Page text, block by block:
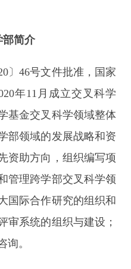
部简介
46号文件批准，国家
年11月成立交叉科学
基金交叉科学领域整体
部领域的发展战略和资
资助方向，组织编写项
管理跨学部交叉科学领
国际合作研究的组织和
审系统的组织与建设；
询。